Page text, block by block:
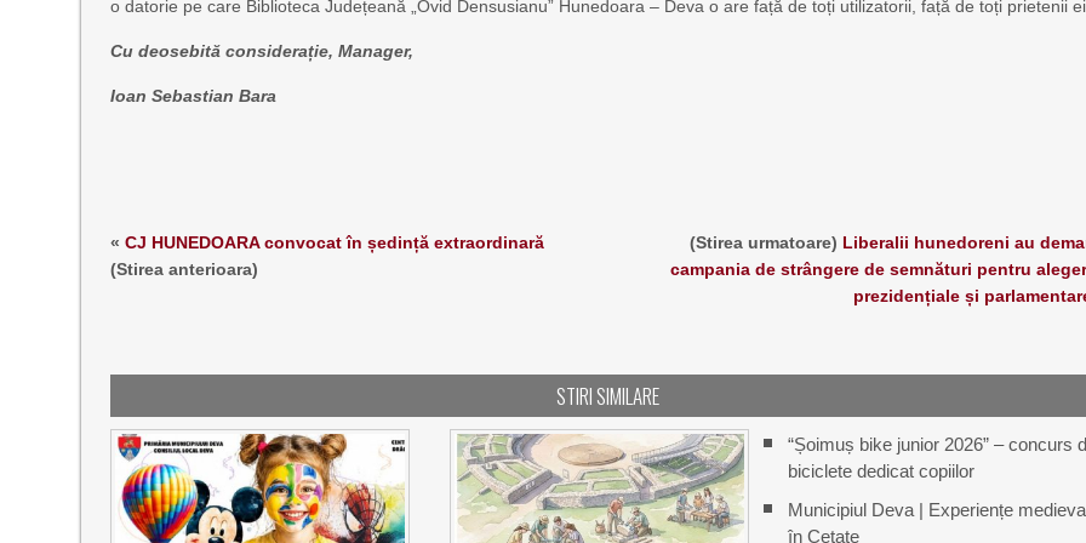
o datorie pe care Biblioteca Județeană „Ovid Densusianu” Hunedoara – Deva o are față de toți utilizatorii, față de toți prietenii ei.
Cu deosebită considerație,Manager,
Ioan Sebastian Bara
«CJ HUNEDOARA convocat în ședință extraordinară
(Stirea anterioara)
(Stirea urmatoare) Liberalii hunedoreni au
campania de strângere de semnături pentru
prezidențiale și
STIRI SIMILARE
“Șoimuș bike junior 2026” – concurs
biciclete dedicat copiilor
Municipiul Deva | Experiențe
în Cetate